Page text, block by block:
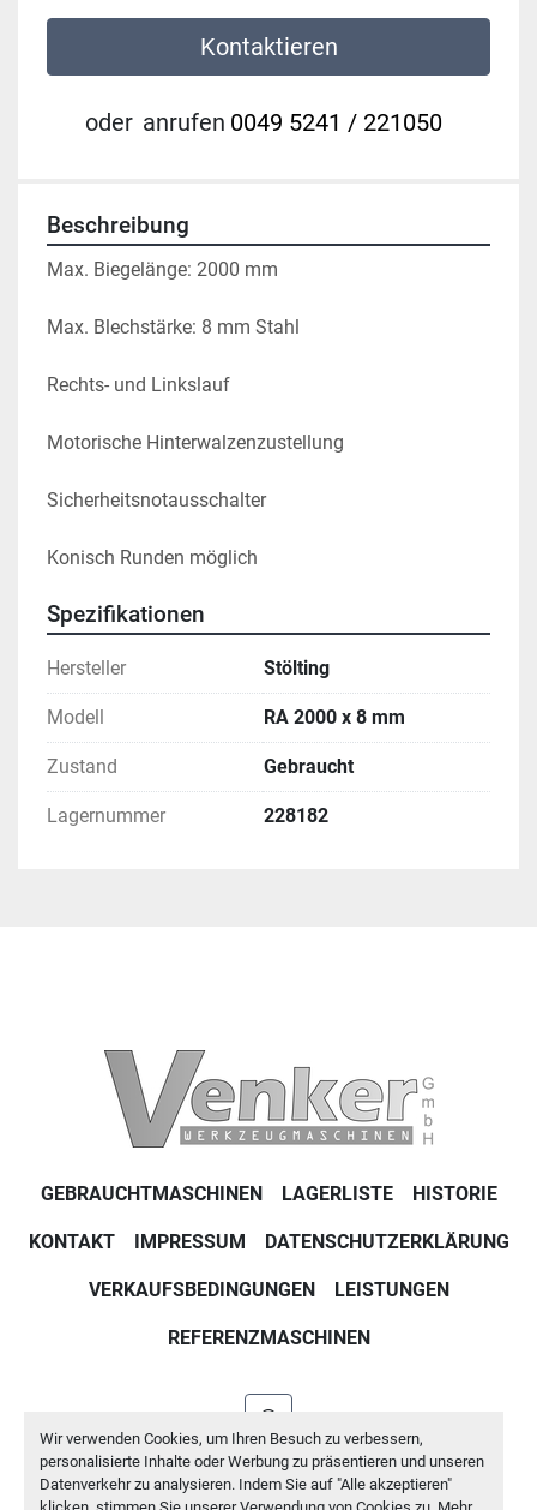
Wir verwenden Cookies, um Ihren Besuch zu verbessern,
personalisierte Inhalte oder Werbung zu präsentieren und unseren
Datenverkehr zu analysieren. Indem Sie auf "Alle akzeptieren"
Kontaktieren
oder anrufen 0049 5241 / 221050
Beschreibung
Max. Biegelänge: 2000 mm
Max. Blechstärke: 8 mm Stahl
Rechts- und Linkslauf
Motorische Hinterwalzenzustellung
Sicherheitsnotausschalter
Konisch Runden möglich
Spezifikationen
Hersteller Stölting
Modell RA 2000 x 8 mm
Zustand Gebraucht
Lagernummer 228182
GEBRAUCHTMASCHINEN LAGERLISTE HISTORIE
KONTAKT IMPRESSUM DATENSCHUTZERKLÄRUNG
VERKAUFSBEDINGUNGEN LEISTUNGEN
REFERENZMASCHINEN
whatsapp
Machinio System-Website vonMachinio